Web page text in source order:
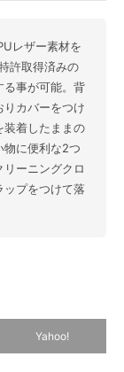
レザー素材を
許取得済みの
る事が可能。背
カバーをつけ
装着したままの
物に便利な2つ
ーニングクロ
ップをつけて落
Yahoo!